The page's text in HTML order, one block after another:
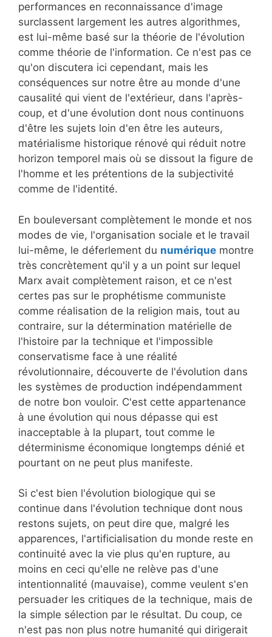
performances en reconnaissance d'image
surclassent largement les autres algorithmes,
est lui-même basé sur la théorie de l'évolution
comme théorie de l'information. Ce n'est pas ce
qu'on discutera ici cependant, mais les
conséquences sur notre être au monde d'une
causalité qui vient de l'extérieur, dans l'après-
coup, et d'une évolution dont nous continuons
d'être les sujets loin d'en être les auteurs,
matérialisme historique rénové qui réduit notre
horizon temporel mais où se dissout la figure de
l'homme et les prétentions de la subjectivité
comme de l'identité.
En bouleversant complètement le monde et nos
modes de vie, l'organisation sociale et le travail
lui-même, le déferlement du numérique montre
très concrètement qu'il y a un point sur lequel
Marx avait complètement raison, et ce n'est
certes pas sur le prophétisme communiste
comme réalisation de la religion mais, tout au
contraire, sur la détermination matérielle de
l'histoire par la technique et l'impossible
conservatisme face à une réalité
révolutionnaire, découverte de l'évolution dans
les systèmes de production indépendamment
de notre bon vouloir. C'est cette appartenance
à une évolution qui nous dépasse qui est
inacceptable à la plupart, tout comme le
déterminisme économique longtemps dénié et
pourtant on ne peut plus manifeste.
Si c'est bien l'évolution biologique qui se
continue dans l'évolution technique dont nous
restons sujets, on peut dire que, malgré les
apparences, l'artificialisation du monde reste en
continuité avec la vie plus qu'en rupture, au
moins en ceci qu'elle ne relève pas d'une
intentionnalité (mauvaise), comme veulent s'en
persuader les critiques de la technique, mais de
la simple sélection par le résultat. Du coup, ce
n'est pas non plus notre humanité qui dirigerait